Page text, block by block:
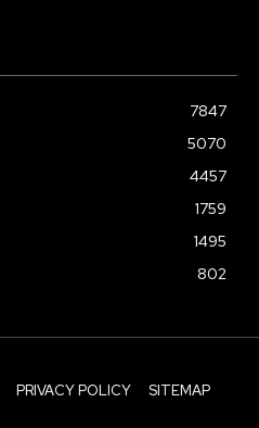
7847
5070
4457
1759
1495
802
PRIVACY POLICY SITEMAP